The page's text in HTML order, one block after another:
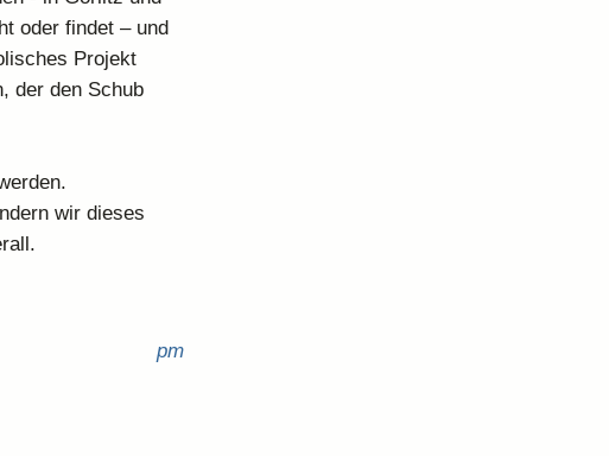
oder findet – und
Projekt
der den Schub
wir dieses
pm